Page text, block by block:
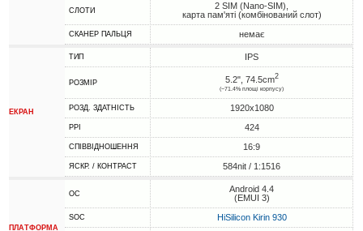
СЛОТИ
2 SIM (Nano-SIM),
карта пам'яті (комбінований слот)
СКАНЕР ПАЛЬЦЯ немає
ЕКРАН
ТИП IPS
РОЗМІР 5.2", 74.5cm2
(~71.4% площі корпусу)
РОЗД. ЗДАТНІСТЬ 1920x1080
PPI 424
СПІВВІДНОШЕННЯ 16:9
ЯСКР. / КОНТРАСТ 584nit / 1:1516
ПЛАТФОРМА
ОС
Android 4.4
(EMUI 3)
SOC HiSilicon Kirin 930